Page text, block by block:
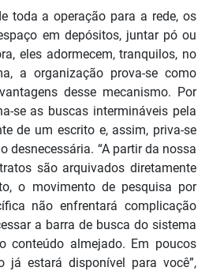
toda a operação para a rede, os
em depósitos, juntar pó ou
eles adormecem, tranquilos, no
a organização prova-se como
desse mecanismo. Por
se as buscas intermináveis pela
de um escrito e, assim, priva-se
desnecessária. “A partir da nossa
são arquivados diretamente
o movimento de pesquisa por
não enfrentará complicação
a barra de busca do sistema
conteúdo almejado. Em poucos
já estará disponível para você”,